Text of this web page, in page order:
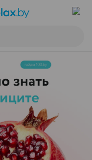
НА САЙТЕ